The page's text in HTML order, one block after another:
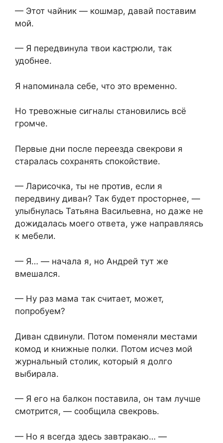
— Этот чайник — кошмар, давай поставим
мой.
— Я передвинула твои кастрюли, так
удобнее.
Я напоминала себе, что это временно.
Но тревожные сигналы становились всё
громче.
Первые дни после переезда свекрови я
старалась сохранять спокойствие.
— Ларисочка, ты не против, если я
передвину диван? Так будет просторнее, —
улыбнулась Татьяна Васильевна, но даже не
дожидалась моего ответа, уже направляясь
к мебели.
— Я… — начала я, но Андрей тут же
вмешался.
— Ну раз мама так считает, может,
попробуем?
Диван сдвинули. Потом поменяли местами
комод и книжные полки. Потом исчез мой
журнальный столик, который я долго
выбирала.
— Я его на балкон поставила, он там лучше
смотрится, — сообщила свекровь.
— Но я всегда здесь завтракаю… —